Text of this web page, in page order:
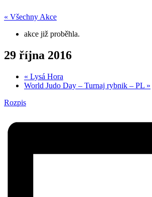
« Všechny Akce
akce již proběhla.
29 října 2016
« Lysá Hora
World Judo Day – Turnaj rybnik – PL »
Rozpis